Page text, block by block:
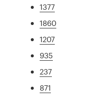
1377
1860
1207
935
237
871